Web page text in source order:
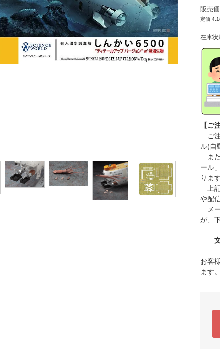
販売価
定価
在庫状
【ご
ご注
ル(自
また
ール
ります
上記
や配
メー
が、
お客
ます。